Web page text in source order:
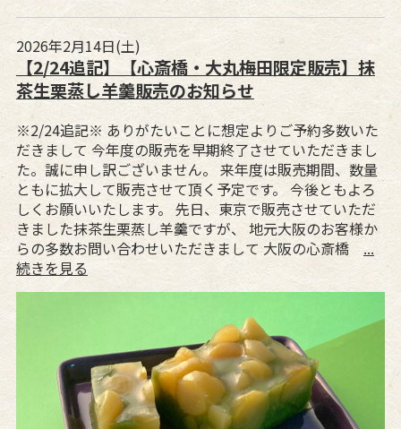
2026年2月14日(土)
【2/24追記】【心斎橋・大丸梅田限定販売】抹
茶生栗蒸し羊羹販売のお知らせ
※2/24追記※ ありがたいことに想定よりご予約多数いた
だきまして 今年度の販売を早期終了させていただきまし
た。誠に申し訳ございません。 来年度は販売期間、数量
ともに拡大して販売させて頂く予定です。 今後ともよろ
しくお願いいたします。 先日、東京で販売させていただ
きました抹茶生栗蒸し羊羹ですが、 地元大阪のお客様か
らの多数お問い合わせいただきまして 大阪の心斎橋 ...
続きを見る